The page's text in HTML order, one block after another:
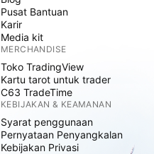
Pusat Bantuan
Karir
Media kit
MERCHANDISE
Toko TradingView
Kartu tarot untuk trader
C63 TradeTime
KEBIJAKAN & KEAMANAN
Syarat penggunaan
Pernyataan Penyangkalan
Kebijakan Privasi